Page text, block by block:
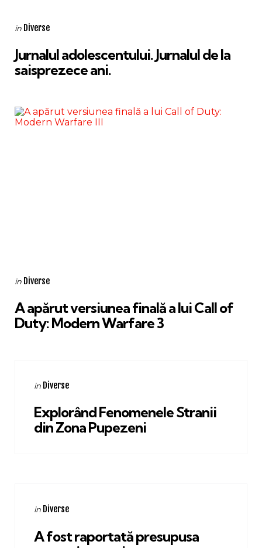
Categories
Posted
in Diverse
Jurnalul adolescentului. Jurnalul de la
saisprezece ani.
Categories
Posted
in Diverse
A apărut versiunea finală a lui Call of
Duty: Modern Warfare 3
Categories
Posted
in Diverse
Explorând Fenomenele Stranii
din Zona Pupezeni
Categories
Posted
in Diverse
A fost raportată presupusa